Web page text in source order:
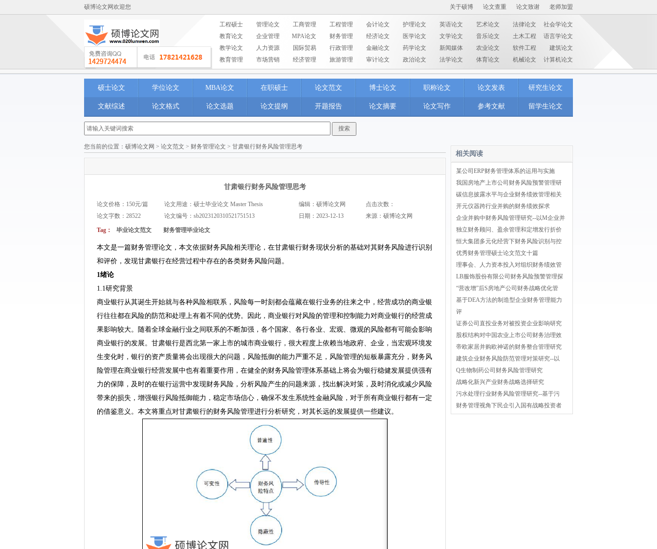
硕博论文网欢迎您 关于硕博 论文查重 论文致谢 老师加盟
工程硕士 管理论文 工商管理 工程管理 会计论文 护理论文 英语论文 艺术论文 法律论文
社会学论文
教育论文
企业管理 MPA论文 财务管理 经济论文 医学论文 文学论文 音乐论文 土木工程
语言学论文
教学论文
人力资源 国际贸易 行政管理 金融论文 药学论文 新闻媒体 农业论文 软件工程
建筑论文
教育管理
市场营销 经济管理 旅游管理 审计论文 政治论文 法学论文 体育论文 机械论文 计算机论文
硕士论文 学位论文 MBA论文 在职硕士 论文范文 博士论文 职称论文 论文发表 研究生论文
文献综述 论文格式 论文选题 论文提纲 开题报告 论文摘要 论文写作 参考文献 留学生论文
您当前的位置： 硕博论文网 > 论文范文 > 财务管理论文 > 甘肃银行财务风险管理思考
甘肃银行财务风险管理思考
论文价格：150元/篇 论文用途：硕士毕业论文 Master Thesis 编辑：硕博论文网
点击次数：
论文字数：28522
论文编号： sb2023120310521751513 日期：2023-12-13 来源：硕博论文网
Tag： 毕业论文范文 财务管理毕业论文
本文是一篇财务管理论文，本文依据财务风险相关理论，在甘肃银行财务现状分析的基础对其财务风险进行识别
和评价，发现甘肃银行在经营过程中存在的各类财务风险问题。
1绪论
1.1研究背景
商业银行从其诞生开始就与各种风险相联系，风险每一时刻都会蕴藏在银行业务的往来之中，经营成功的商业银
行往往都在风险的防范和处理上有着不同的优势。因此，商业银行对风险的管理和控制能力对商业银行的经营成
果影响较大。随着全球金融行业之间联系的不断加强，各个国家、各行各业、宏观、微观的风险都有可能会影响
商业银行的发展。甘肃银行是西北第一家上市的城市商业银行，很大程度上依赖当地政府、企业，当宏观环境发
生变化时，银行的资产质量将会出现很大的问题，风险抵御的能力严重不足，风险管理的短板暴露充分，财务风
险管理在商业银行经营发展中也有着重要作用，在健全的财务风险管理体系基础上将会为银行稳健发展提供强有
力的保障，及时的在银行运营中发现财务风险，分析风险产生的问题来源，找出解决对策，及时消化或减少风险
带来的损失，增强银行风险抵御能力，稳定市场信心，确保不发生系统性金融风险，对于所有商业银行都有一定
的借鉴意义。本文将重点对甘肃银行的财务风险管理进行分析研究，对其长远的发展提供一些建议。
相关阅读
某公司ERP财务管理体系的运用与实施
我国房地产上市公司财务风险预警管理研
碳信息披露水平与企业财务绩效管理相关
开元仪器跨行业并购的财务绩效探求
企业并购中财务风险管理研究--以M企业并
独立财务顾问、盈余管理和定增发行折价
恒大集团多元化经营下财务风险识别与控
优秀财务管理硕士论文范文十篇
理事会、人力资本投入对组织财务绩效管
LB服饰股份有限公司财务风险预警管理探
“营改增”后S房地产公司财务战略优化管
基于DEA方法的制造型企业财务管理能力
评
证券公司直投业务对被投资企业影响研究
股权结构对中国农业上市公司财务治理效
帝欧家居并购欧神诺的财务整合管理研究
建筑企业财务风险防范管理对策研究--以
Q生物制药公司财务风险管理研究
战略化新兴产业财务战略选择研究
污水处理行业财务风险管理研究--基于污
财务管理视角下民企引入国有战略投资者